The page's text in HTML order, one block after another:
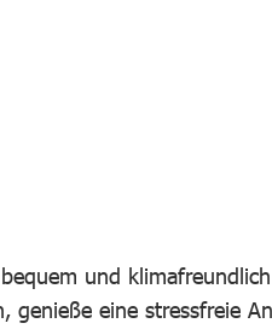
und
genieße eine stressfreie